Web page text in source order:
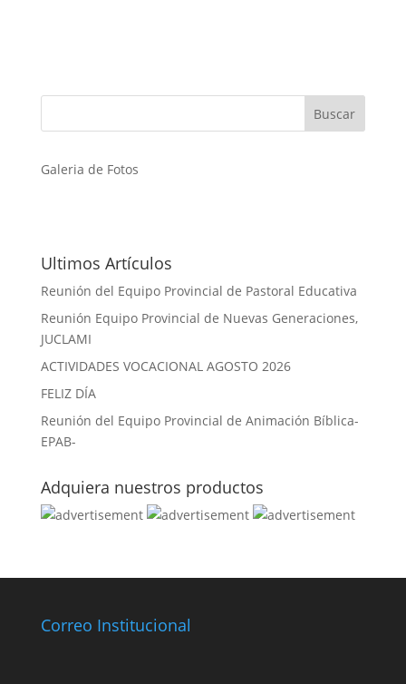
Galeria de Fotos
Ultimos Artículos
Reunión del Equipo Provincial de Pastoral Educativa
Reunión Equipo Provincial de Nuevas Generaciones,
JUCLAMI
ACTIVIDADES VOCACIONAL AGOSTO 2026
FELIZ DÍA
Reunión del Equipo Provincial de Animación Bíblica-
EPAB-
Adquiera nuestros productos
Correo Institucional